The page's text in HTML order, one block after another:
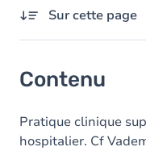
Sur cette page
Contenu
Pratique clinique
hospitalier. Cf